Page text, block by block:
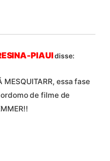
PIAUIdisse:
MESQUITARR, essa fase
de filme de